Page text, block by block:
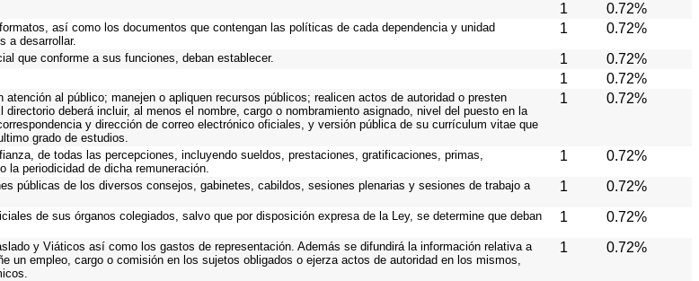
1 0.72%
así como los documentos que contengan las políticas de cada dependencia y unidad
a desarrollar.
1 0.72%
que conforme a sus funciones, deban establecer. 1 0.72%
1 0.72%
al público; manejen o apliquen recursos públicos; realicen actos de autoridad o presten
deberá incluir, al menos el nombre, cargo o nombramiento asignado, nivel del puesto en la
y dirección de correo electrónico oficiales, y versión pública de su currículum vitae que
grado de estudios.
1 0.72%
de todas las percepciones, incluyendo sueldos, prestaciones, gratificaciones, primas,
periodicidad de dicha remuneración.
1 0.72%
públicas de los diversos consejos, gabinetes, cabildos, sesiones plenarias y sesiones de trabajo a
1 0.72%
de sus órganos colegiados, salvo que por disposición expresa de la Ley, se determine que deban
1 0.72%
y Viáticos así como los gastos de representación. Además se difundirá la información relativa a
un empleo, cargo o comisión en los sujetos obligados o ejerza actos de autoridad en los mismos,
1 0.72%